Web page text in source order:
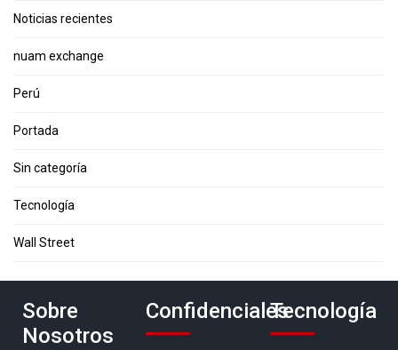
Noticias recientes
nuam exchange
Perú
Portada
Sin categoría
Tecnología
Wall Street
Sobre
Nosotros
ConfidencialesTecnología